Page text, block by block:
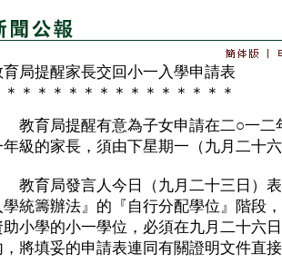
育局提醒家長交回小一入學申請表
＊＊＊＊＊＊＊＊＊＊＊＊＊＊＊
育局提醒有意為子女申請在二○一二
年級的家長，須由下星期一（九月二十
育局發言人今日（九月二十三日）表
學統籌辦法』的『自行分配學位』階段
助小學的小一學位，必須在九月二十六
，將填妥的申請表連同有關證明文件直